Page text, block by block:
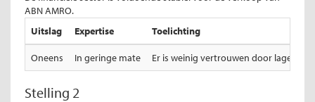
ABN AMRO.
Uitslag
Expertise Toelichting
Oneens In geringe mate Er is weinig vertrouwen door lage
Stelling 2